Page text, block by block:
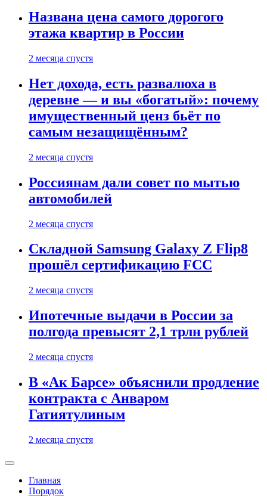
Названа цена самого дорогого
этажа квартир в России
2 месяца спустя
Нет дохода, есть развалюха в
деревне — и вы «богатый»: почему
имущественный ценз бьёт по
самым незащищённым?
2 месяца спустя
Россиянам дали совет по мытью
автомобилей
2 месяца спустя
Складной Samsung Galaxy Z Flip8
прошёл сертификацию FCC
2 месяца спустя
Ипотечные выдачи в России за
полгода превысят 2,1 трлн рублей
2 месяца спустя
В «Ак Барсе» объяснили продление
контракта с Анваром
Гатиятулиным
2 месяца спустя
Главная
Порядок